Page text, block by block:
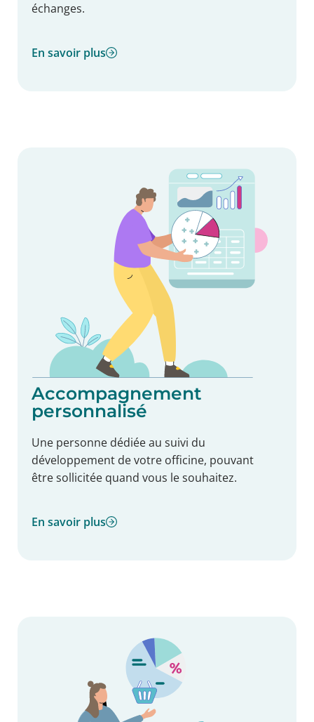
échanges.
En savoir plus
Accompagnement
personnalisé
Une personne dédiée au suivi du
développement de votre officine, pouvant
être sollicitée quand vous le souhaitez.
En savoir plus